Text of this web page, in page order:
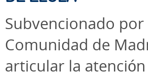
Subvencionado
Comunidad de
articular la